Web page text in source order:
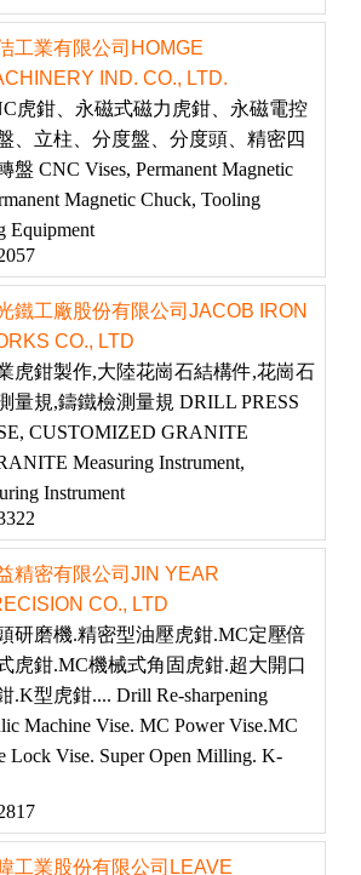
工業有限公司HOMGE
IND. CO., LTD.
虎鉗、永磁式磁力虎鉗、永磁電控
、立柱、分度盤、分度頭、精密四
盤 CNC Vises, Permanent Magnetic
Magnetic Chuck, Tooling
Equipment
鐵工廠股份有限公司JACOB IRON
CO., LTD
虎鉗製作,大陸花崗石結構件,花崗石
量規,鑄鐵檢測量規 DRILL PRESS
CUSTOMIZED GRANITE
Measuring Instrument,
Instrument
精密有限公司JIN YEAR
CO., LTD
研磨機.精密型油壓虎鉗.MC定壓倍
虎鉗.MC機械式角固虎鉗.超大開口
.K型虎鉗.... Drill Re-sharpening
Machine Vise. MC Power Vise.MC
Lock Vise. Super Open Milling. K-
工業股份有限公司LEAVE